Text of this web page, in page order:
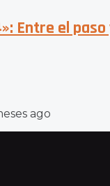
Entre el
ago